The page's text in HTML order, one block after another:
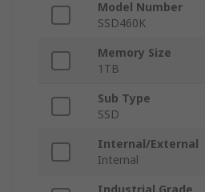
Model Number
SSD460K
Memory Size
1TB
Sub Type
SSD
Internal/External
Internal